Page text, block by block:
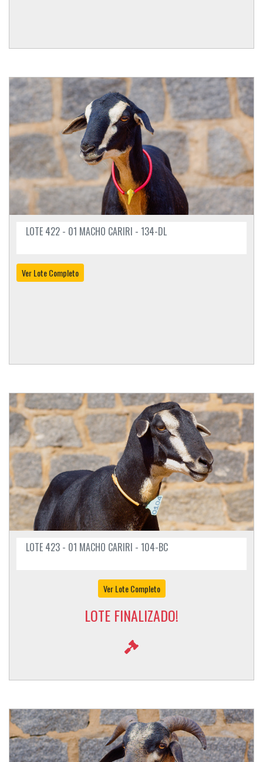
LOTE 422 - 01 MACHO CARIRI - 134-DL
Ver Lote Completo
LOTE 423 - 01 MACHO CARIRI - 104-BC
Ver Lote Completo
LOTE FINALIZADO!